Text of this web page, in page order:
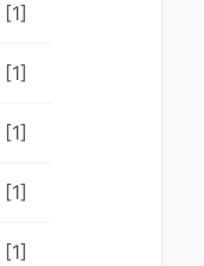
[1]
[1]
[1]
[1]
[1]